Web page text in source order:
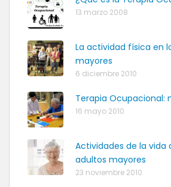
13 marzo 2008
La actividad física en
mayores
6 diciembre 2010
Terapia Ocupacional:
16 mayo 2010
Actividades de la vida
adultos mayores
23 noviembre 2010